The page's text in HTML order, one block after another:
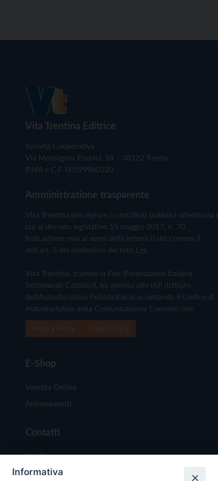
Vita Trentina Editrice
Società Cooperativa
Via Monsignor Endrici, 14 – 38122 Trento
P.IVA e C.F. 00199960220
Amministrazione trasparente
Vita Trentina percepisce i contributi pubblici all'editoria
cui al decreto legislativo 15 maggio 2017, n. 70.
Indicazione resa ai sensi della lettera f) del comma 2
dell'art. 5 del medesimo decreto Lgs.
Vita Trentina, tramite la Fisc (Federazione Italiana
Settimanali Cattolici), ha aderito allo IAP (Istituto
dell'Autodisciplina Pubblicitaria) accettando il Codice di
Autodisciplina della Comunicazione Commerciale
E-Shop
Vendita Online
Abbonamenti
Contatti
Chi Siamo
Redazione
Informativa